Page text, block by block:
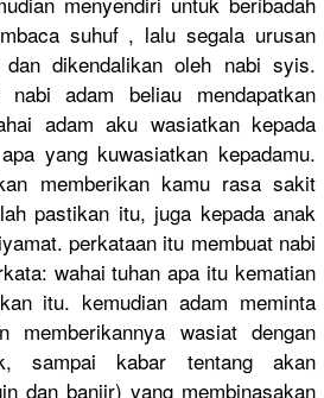
suhuf , lalu segala urusan
dan dikendalikan oleh nabi syis.
nabi adam beliau mendapatkan
adam aku wasiatkan kepada
yang kuwasiatkan kepadamu.
memberikankamu rasa sakit
pastikan itu, juga kepada anak
perkataan itu membuat nabi
wahai tuhan apa itu kematian
itu. kemudian adam meminta
memberikannya wasiat dengan
sampai kabar tentang akan
dan banjir) yang membinasakan